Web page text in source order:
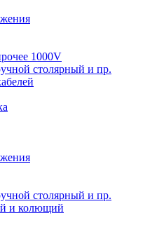
1000V
столярный и пр.
столярный и пр.
и колющий